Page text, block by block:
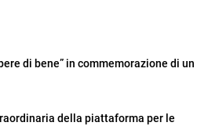
di bene” in commemorazione di un
della piattaforma per le